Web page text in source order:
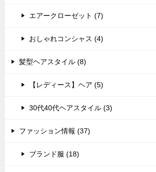
エアークローゼット (7)
おしゃれコンシャス (4)
髪型ヘアスタイル (8)
【レディース】ヘア (5)
30代40代ヘアスタイル (3)
ファッション情報 (37)
ブランド服 (18)